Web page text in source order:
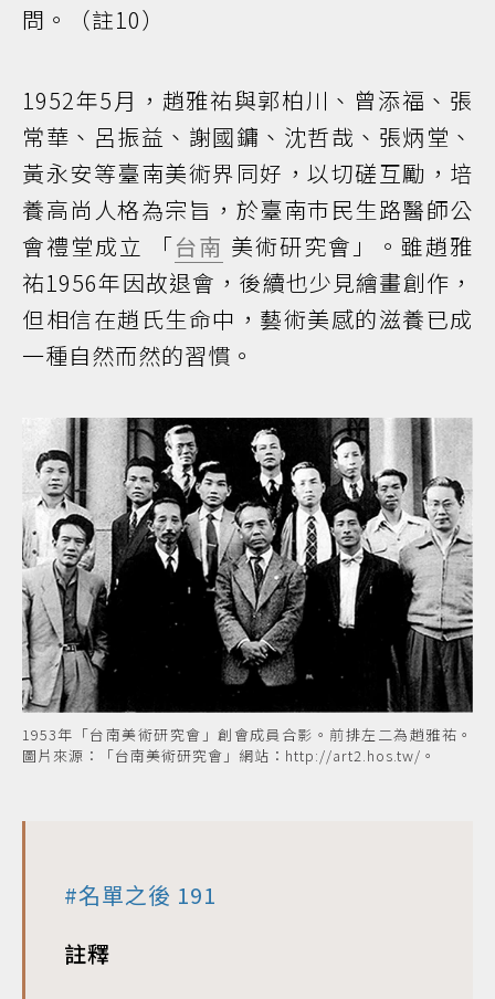
問。（註10）
1952年5月，趙雅祐與郭柏川、曾添福、張
常華、呂振益、謝國鏞、沈哲哉、張炳堂、
黃永安等臺南美術界同好，以切磋互勵，培
養高尚人格為宗旨，於臺南巿民生路醫師公
會禮堂成立 「台南 美術研究會」。雖趙雅
祐1956年因故退會，後續也少見繪畫創作，
但相信在趙氏生命中，藝術美感的滋養已成
一種自然而然的習慣。
1953年「台南美術研究會」創會成員合影。前排左二為趙雅祐。
圖片來源：「台南美術研究會」網站：http://art2.hos.tw/。
#名單之後 191
註釋